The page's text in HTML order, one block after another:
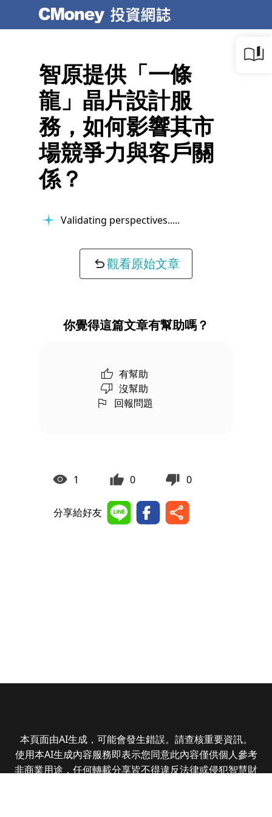
智原提供「一條
龍」晶片設計服
務，如何影響其市
場競爭力與客戶關
係？
Validating perspectives...
觀看原始文章
你覺得這篇文章有幫助嗎？
有幫助
沒幫助
回報問題
1 0 0
分享給好友
本頁面由AI生成，可能會發生錯誤。請查核重要資訊。
使用本AI生成內容服務即表示您同意此內容僅供個人參考
非商業用途，任何轉載分享皆不得違反法律或侵犯智慧財